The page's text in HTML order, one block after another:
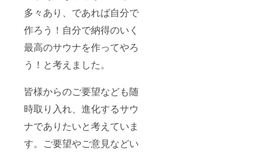
多々あり、であれば自分で
作ろう！自分で納得のいく
最高のサウナを作ってやろ
う！と考えました。
皆様からのご要望なども随
時取り入れ、進化するサウ
ナでありたいと考えていま
す。ご要望やご意見などい